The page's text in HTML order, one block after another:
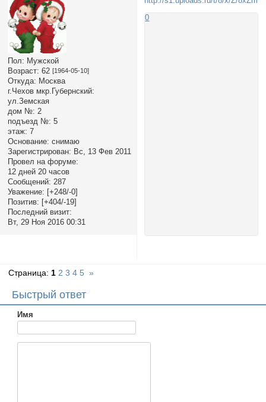
Пол: Мужской
Возраст: 62 [1964-05-10]
Откуда: Москва
г.Чехов мкр.Губернский:
ул.Земская
дом №: 2
подъезд №: 5
этаж: 7
Основание: снимаю
Зарегистрирован: Вс, 13 Фев 2011
Провел на форуме:
12 дней 20 часов
Сообщений: 287
Уважение: [+248/-0]
Позитив: [+404/-19]
Последний визит:
Вт, 29 Ноя 2016 00:31
0
Страница: 1 2 3 4 5 »
Быстрый ответ
Имя